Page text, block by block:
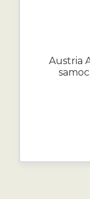
Austria